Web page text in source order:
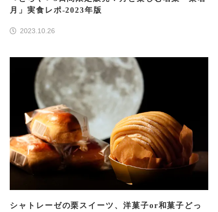
月」実食レポ‐2023年版
2023.10.26
シャトレーゼの栗スイーツ、洋菓子or和菓子どっ